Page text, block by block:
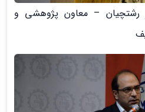
رشتچیان – معاون پژوهشی و